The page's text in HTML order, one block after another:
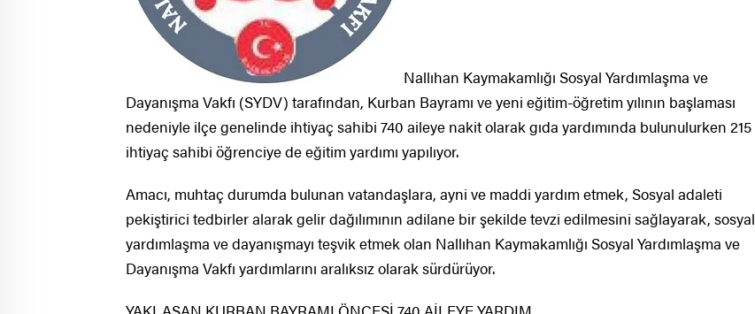
Nallıhan Kaymakamlığı Sosyal Yardımlaşma ve
Dayanışma Vakfı (SYDV) tarafından, Kurban Bayramı ve yeni eğitim-öğretim yılının başlaması
nedeniyle ilçe genelinde ihtiyaç sahibi 740 aileye nakit olarak gıda yardımında bulunulurken 215
ihtiyaç sahibi öğrenciye de eğitim yardımı yapılıyor.
Amacı, muhtaç durumda bulunan vatandaşlara, ayni ve maddi yardım etmek, Sosyal adaleti
pekiştirici tedbirler alarak gelir dağılımının adilane bir şekilde tevzi edilmesini sağlayarak, sosyal
yardımlaşma ve dayanışmayı teşvik etmek olan Nallıhan Kaymakamlığı Sosyal Yardımlaşma ve
Dayanışma Vakfı yardımlarını aralıksız olarak sürdürüyor.